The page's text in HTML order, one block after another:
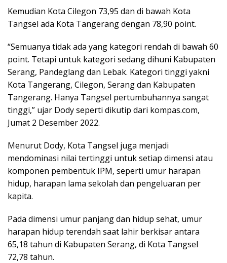
Kemudian Kota Cilegon 73,95 dan di bawah Kota
Tangsel ada Kota Tangerang dengan 78,90 point.
“Semuanya tidak ada yang kategori rendah di bawah 60
point. Tetapi untuk kategori sedang dihuni Kabupaten
Serang, Pandeglang dan Lebak. Kategori tinggi yakni
Kota Tangerang, Cilegon, Serang dan Kabupaten
Tangerang. Hanya Tangsel pertumbuhannya sangat
tinggi,” ujar Dody seperti dikutip dari kompas.com,
Jumat 2 Desember 2022.
Menurut Dody, Kota Tangsel juga menjadi
mendominasi nilai tertinggi untuk setiap dimensi atau
komponen pembentuk IPM, seperti umur harapan
hidup, harapan lama sekolah dan pengeluaran per
kapita.
Pada dimensi umur panjang dan hidup sehat, umur
harapan hidup terendah saat lahir berkisar antara
65,18 tahun di Kabupaten Serang, di Kota Tangsel
72,78 tahun.